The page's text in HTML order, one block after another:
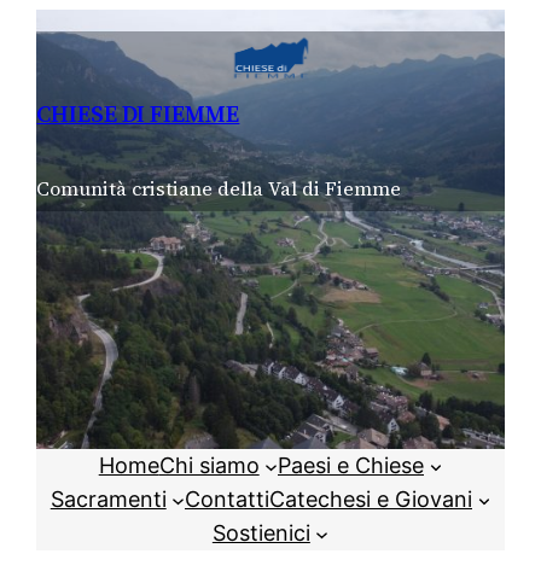
CHIESE DI FIEMME
Comunità cristiane della Val di Fiemme
HomeChi siamo
Paesi e Chiese
Sacramenti
ContattiCatechesi e Giovani
Sostienici